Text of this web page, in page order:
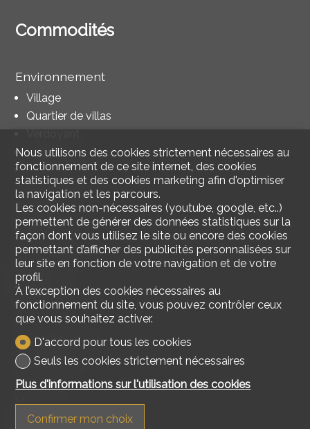
Commodités
Environnement
Village
Quartier de villas
Lac
Arrêt de bus
Extérieur
Verdure
Exposition
Sud
Ouest
Ensoleillement
Optimal
Vue
Belle vue
Nous utilisons des cookies strictement nécessaires au
fonctionnement de ce site internet, des cookies
statistiques et des cookies marketing afin d'optimiser
la navigation et les parcours.
Les cookies non-nécessaires (youtube, google, etc..)
permettent de générer des données statistiques sur la
façon dont vous utilisez le site ou encore des cookies
permettant d’afficher des publicités personnalisées sur
leur site en fonction de votre navigation et de votre
profil.
À l’exception des cookies nécessaires au
fonctionnement du site, vous pouvez contrôler ceux
que vous souhaitez activer.
D'accord pour tous les cookies
Seuls les cookies strictement nécessaires
Plus d'informations sur l'utilisation des cookies
Confirmer mon choix